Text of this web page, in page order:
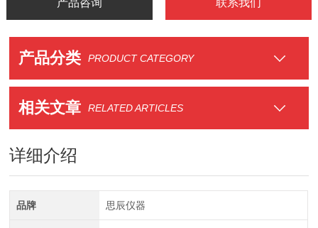
产品咨询 联系我们
产品分类 PRODUCT CATEGORY
相关文章 RELATED ARTICLES
详细介绍
品牌 思辰仪器